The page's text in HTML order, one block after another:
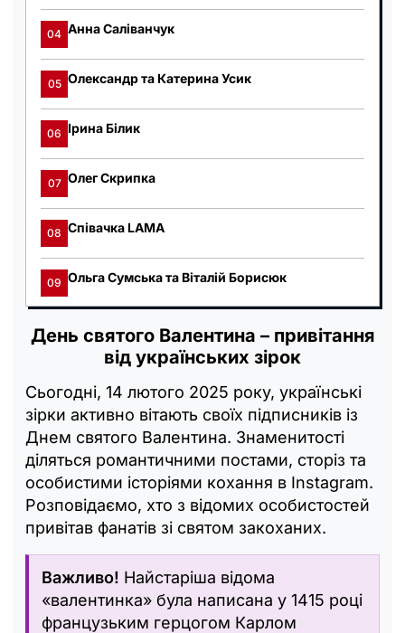
04 Анна Саліванчук
05 Олександр та Катерина Усик
06 Ірина Білик
07 Олег Скрипка
08 Співачка LAMA
09 Ольга Сумська та Віталій Борисюк
День святого Валентина – привітання
від українських зірок
Сьогодні, 14 лютого 2025 року, українські
зірки активно вітають своїх підписників із
Днем святого Валентина. Знаменитості
діляться романтичними постами, сторіз та
особистими історіями кохання в Instagram.
Розповідаємо, хто з відомих особистостей
привітав фанатів зі святом закоханих.
Важливо! Найстаріша відома
«валентинка» була написана у 1415 році
французьким герцогом Карлом